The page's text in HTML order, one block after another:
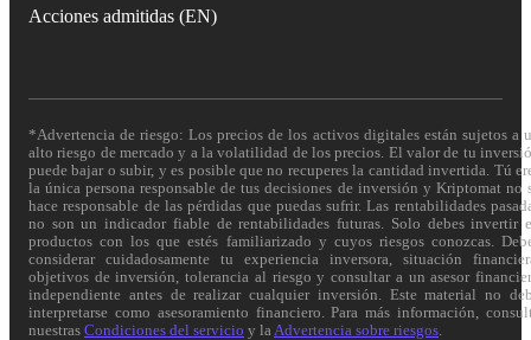
Acciones admitidas (EN)
*Advertencia de riesgo: Los precios de los activos digitales están sujetos a
alto riesgo de mercado y a la volatilidad de los precios. El valor de tu
puede bajar o subir, y es posible que no recuperes la cantidad invertida. Tú
la única persona responsable de tus decisiones de inversión y Kriptomat no
hace responsable de las pérdidas que puedas sufrir. Las rentabilidades
no son un indicador fiable de rentabilidades futuras. Solo debes invertir
productos con los que estés familiarizado y cuyos riesgos conozcas.
considerar cuidadosamente tu experiencia inversora, situación
objetivos de inversión, tolerancia al riesgo y consultar a un asesor
independiente antes de realizar cualquier inversión. Este material no
interpretarse como asesoramiento financiero. Para más información,
nuestras Condiciones del servicio y la Advertencia sobre riesgos